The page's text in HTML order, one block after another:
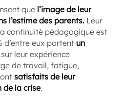
que l’image de leur
l’estime des parents. Leur
continuité pédagogique est
eux portent un
leur expérience
de travail, fatigue,
satisfaits de leur
de la crise.